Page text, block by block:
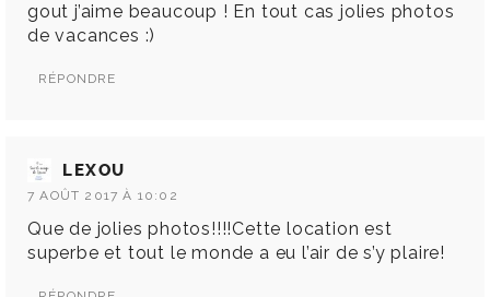
gout j’aime beaucoup ! En tout cas jolies photos
de vacances :)
RÉPONDRE
LEXOU
7 AOÛT 2017 À 10:02
Que de jolies photos!!!!Cette location est
superbe et tout le monde a eu l’air de s’y plaire!